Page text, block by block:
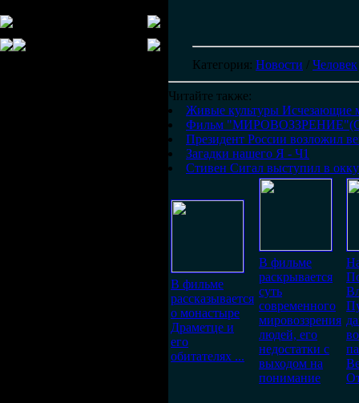
Категория: Новости / Человек
Читайте также:
Живые культуры Исчезающие
Фильм
Президент России возложил
Загадки нашего Я - Ч1
Стивен Сигал выступил в
В фильме
рассказывается
о монастыре
Драметце и
его
обитателях ...
В фильме
раскрывается
суть
современного
мировоззрения
людей, его
недостатки с
выходом на
понимание